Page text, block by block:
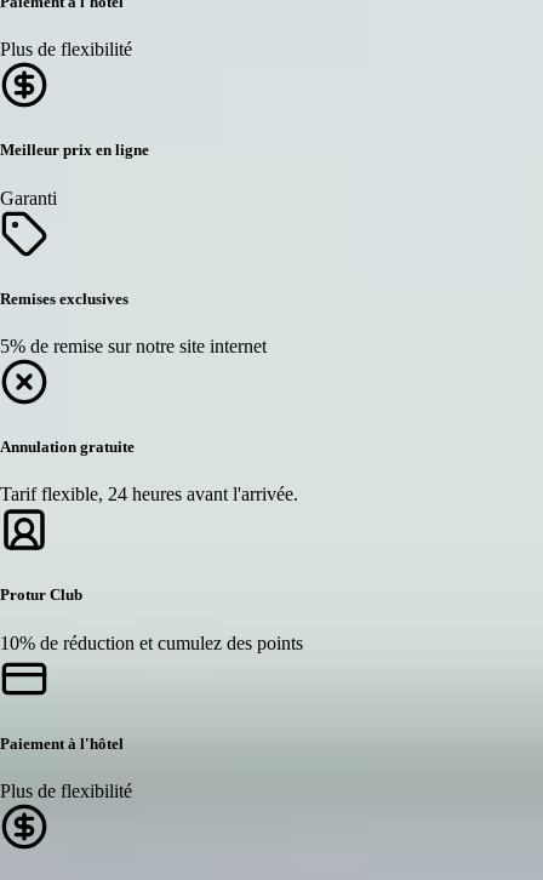
Plus de flexibilité
Meilleur prix en ligne
Garanti
Remises exclusives
5% de remise sur notre site internet
Annulation gratuite
Tarif flexible, 24 heures avant l'arrivée.
Protur Club
10% de réduction et cumulez des points
Paiement à l'hôtel
Plus de flexibilité